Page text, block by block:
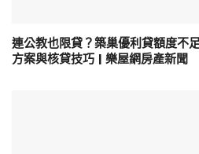
連公教也限貸？築巢優利貸額度不
方案與核貸技巧 | 樂屋網房產新聞